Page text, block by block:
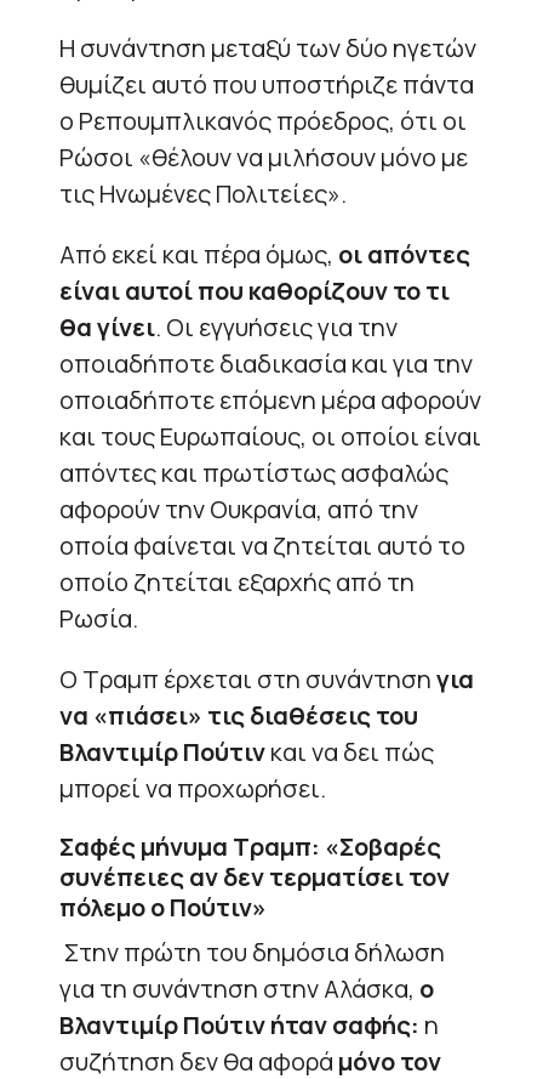
Η συνάντηση μεταξύ των δύο ηγετών
θυμίζει αυτό που υποστήριζε πάντα
ο Ρεπουμπλικανός πρόεδρος, ότι οι
Ρώσοι «θέλουν να μιλήσουν μόνο με
τις Ηνωμένες Πολιτείες».
Από εκεί και πέρα όμως, οι απόντες
είναι αυτοί που καθορίζουν το τι
θα γίνει. Οι εγγυήσεις για την
οποιαδήποτε διαδικασία και για την
οποιαδήποτε επόμενη μέρα αφορούν
και τους Ευρωπαίους, οι οποίοι είναι
απόντες και πρωτίστως ασφαλώς
αφορούν την Ουκρανία, από την
οποία φαίνεται να ζητείται αυτό το
οποίο ζητείται εξαρχής από τη
Ρωσία.
Ο Τραμπ έρχεται στη συνάντησηγια
να «πιάσει» τις διαθέσεις του
Βλαντιμίρ Πούτινκαι να δει πώς
μπορεί να προχωρήσει.
Σαφές μήνυμα Τραμπ: «Σοβαρές
συνέπειες αν δεν τερματίσει τον
πόλεμο ο Πούτιν»
Στην πρώτη του δημόσια δήλωση
για τη συνάντηση στην Αλάσκα, ο
Βλαντιμίρ Πούτιν ήταν σαφής: η
συζήτηση δεν θα αφορά μόνο τον